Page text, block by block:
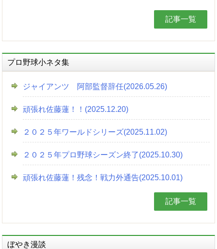
記事一覧
プロ野球小ネタ集
ジャイアンツ 阿部監督辞任(2026.05.26)
頑張れ佐藤蓮！！(2025.12.20)
２０２５年ワールドシリーズ(2025.11.02)
２０２５年プロ野球シーズン終了(2025.10.30)
頑張れ佐藤蓮！残念！戦力外通告(2025.10.01)
記事一覧
ぼやき漫談